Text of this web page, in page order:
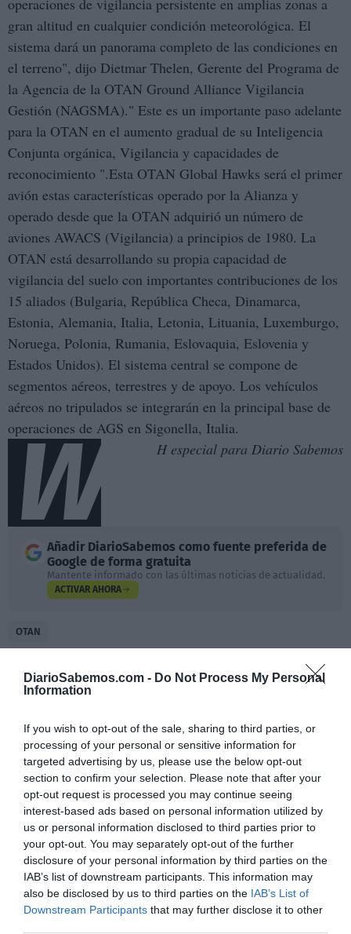
DiarioSabemos.com - Do Not Process My Personal
Information
If you wish to opt-out of the sale, sharing to third parties, or
processing of your personal or sensitive information for
targeted advertising by us, please use the below opt-out
section to confirm your selection. Please note that after your
opt-out request is processed you may continue seeing
interest-based ads based on personal information utilized by
us or personal information disclosed to third parties prior to
your opt-out. You may separately opt-out of the further
disclosure of your personal information by third parties on the
IAB’s list of downstream participants. This information may
also be disclosed by us to third parties on the IAB’s List of
Downstream Participants that may further disclose it to other
operaciones de vigilancia persistente en amplias zonas a
gran altitud en cualquier condición meteorológica. El
sistema dará un panorama completo de las condiciones en
el terreno", dijo Dietmar Thelen, Gerente del Programa de
la Agencia de la OTAN Ground Alliance Vigilancia
Gestión (NAGSMA)." Este es un importante paso adelante
para la OTAN en el aumento gradual de su Inteligencia
Conjunta orgánica, Vigilancia y capacidades de
reconocimiento ".E​sta OTAN Global Hawks será el primer
avión estas características operado por la Alianza y
operado desde que la OTAN adquirió un número de
aviones AWACS (Vigilancia) a principios de 1980. La
OTAN está desarrollando su propia capacidad de
vigilancia del suelo con importantes contribuciones de los
15 aliados (Bulgaria, República Checa, Dinamarca,
Estonia, Alemania, Italia, Letonia, Lituania, Luxemburgo,
Noruega, Polonia, Rumania, Eslovaquia, Eslovenia y
Estados Unidos). El sistema central se compone de
segmentos aéreos, terrestres y de apoyo. Los vehículos
aéreos no tripulados se integrarán en la principal base de
operaciones de AGS en Sigonella, Italia.
W H especial para Diario Sabemos
Añadir DiarioSabemos como fuente preferida de
Google de forma gratuita
Mantente informado con las últimas noticias de actualidad.
ACTIVAR AHORA
OTAN